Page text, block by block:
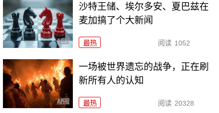
沙特王储、埃尔多安、夏巴兹在
麦加搞了个大新闻
最热 阅读 1052
一场被世界遗忘的战争，正在刷
新所有人的认知
最热 阅读 20328